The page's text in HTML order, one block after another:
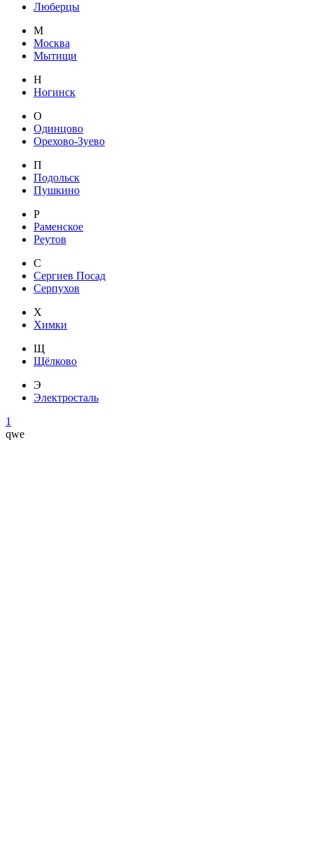
Люберцы
М
Москва
Мытищи
Н
Ногинск
О
Одинцово
Орехово-Зуево
П
Подольск
Пушкино
Р
Раменское
Реутов
С
Сергиев Посад
Серпухов
Х
Химки
Щ
Щёлково
Э
Электросталь
1
qwe